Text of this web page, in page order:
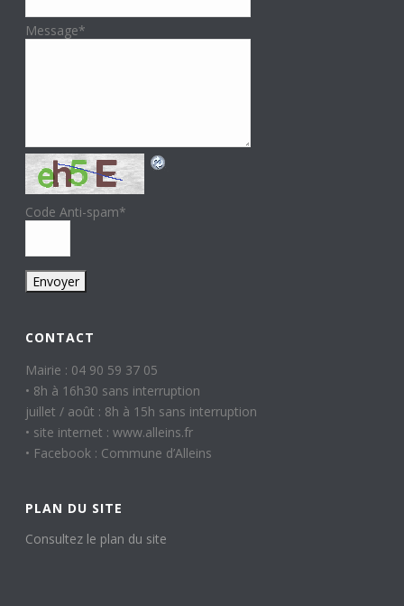
Message*
Code Anti-spam*
CONTACT
Mairie : 04 90 59 37 05
• 8h à 16h30 sans interruption
juillet / août : 8h à 15h sans interruption
• site internet : www.alleins.fr
• Facebook : Commune d’Alleins
PLAN DU SITE
Consultez le plan du site